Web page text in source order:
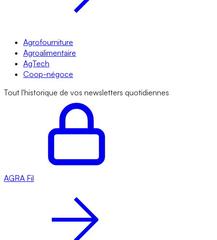
Agrofourniture
Agroalimentaire
AgTech
Coop-négoce
Tout l'historique de vos newsletters quotidiennes
AGRA Fil